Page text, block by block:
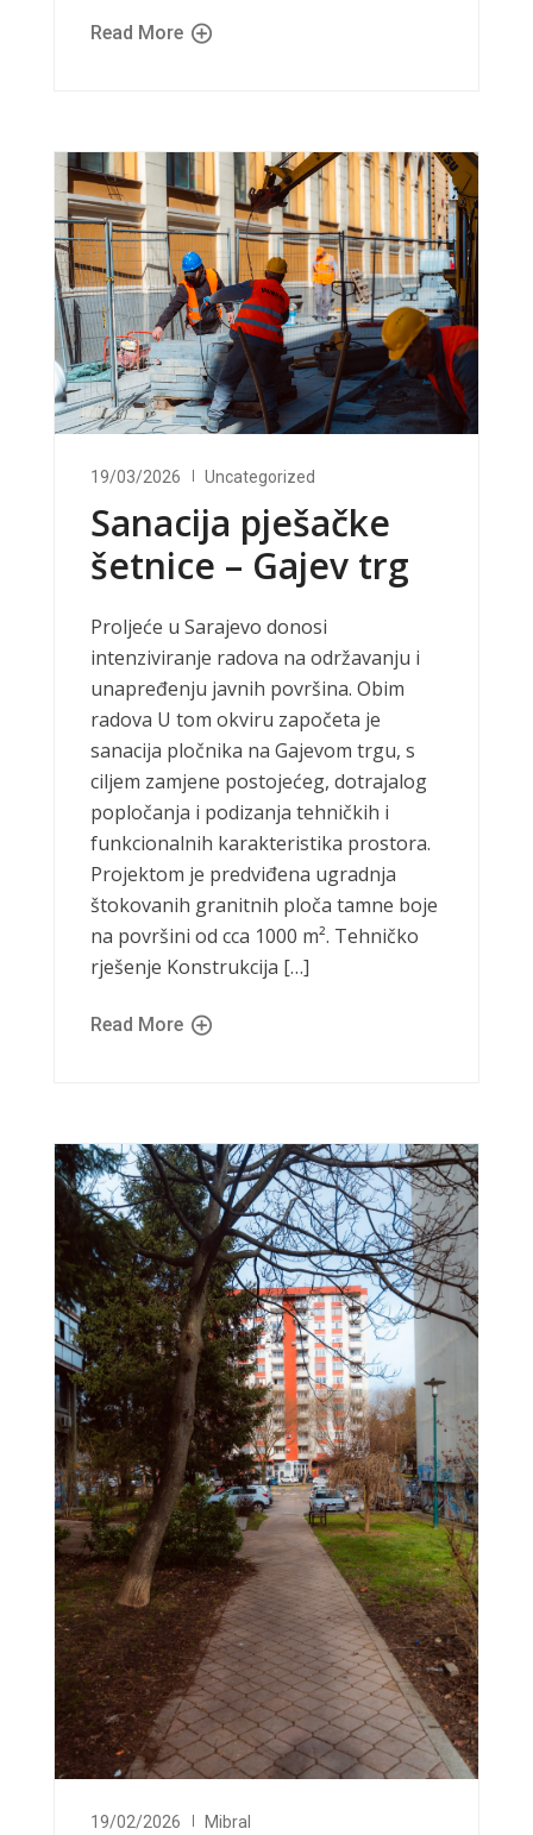
Read More
19/03/2026 Uncategorized
Sanacija pješačke
šetnice – Gajev trg
Proljeće u Sarajevo donosi
intenziviranje radova na održavanju i
unapređenju javnih površina. Obim
radova U tom okviru započeta je
sanacija pločnika na Gajevom trgu, s
ciljem zamjene postojećeg, dotrajalog
popločanja i podizanja tehničkih i
funkcionalnih karakteristika prostora.
Projektom je predviđena ugradnja
štokovanih granitnih ploča tamne boje
na površini od cca 1000 m². Tehničko
rješenje Konstrukcija […]
Read More
19/02/2026 Mibral